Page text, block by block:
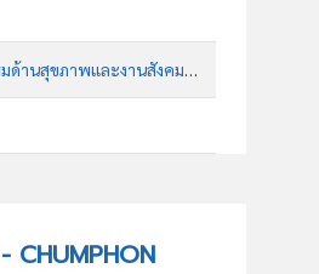
Q : กิจกรรมด้านสุขภาพและงานสังคมสงเคราะห์
CHUMPHON